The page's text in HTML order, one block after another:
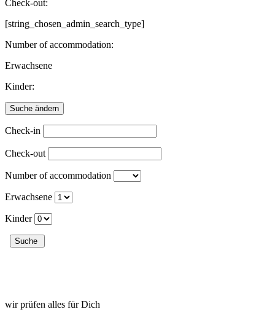
Check-out:
[string_chosen_admin_search_type]
Number of accommodation:
Erwachsene
Kinder:
Check-in
Check-out
Number of accommodation
Erwachsene
Kinder
wir prüfen alles für Dich